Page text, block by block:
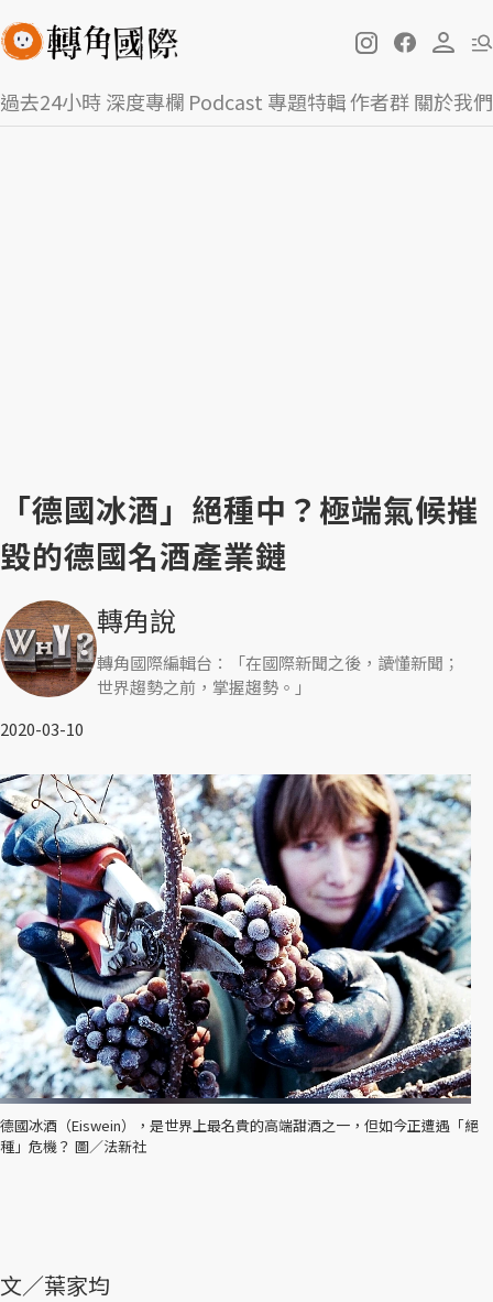
過去24小時深度專欄 Podcast 專題特輯作者群關於我們
「德國冰酒」絕種中？極端氣候摧
毀的德國名酒產業鏈
轉角說
轉角國際編輯台：「在國際新聞之後，讀懂新聞；
世界趨勢之前，掌握趨勢。」
2020-03-10
德國冰酒（Eiswein），是世界上最名貴的高端甜酒之一，但如今正遭遇「絕
種」危機？ 圖／法新社
文／葉家均